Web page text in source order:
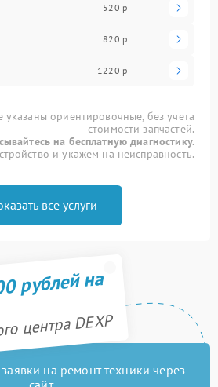
520 р
820 р
1220 р
указаны ориентировочные, без учета
стоимости запчастей.
на бесплатную диагностику.
и укажем на неисправность.
все услуги
рублей на
центра DEXP
на ремонт техники через